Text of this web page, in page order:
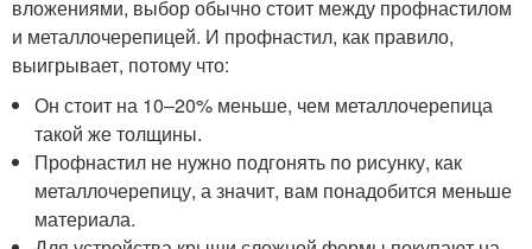
вложениями, выбор обычно стоит между профнастилом
и металлочерепицей. И профнастил, как правило,
выигрывает, потому что:
Он стоит на 10–20% меньше, чем металлочерепица
такой же толщины.
Профнастил не нужно подгонять по рисунку, как
металлочерепицу, а значит, вам понадобится меньше
материала.